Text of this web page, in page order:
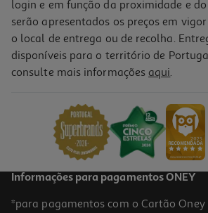
Carregador De Bateria Auchan Smart 4a Max
32,49 €
login e em função da proximidade e
serão apresentados os preços em
o local de entrega ou de recolha.
disponíveis para o território de
consulte mais informações aqui.
Informações para pagamentos ONEY
*para pagamentos com o Cartão